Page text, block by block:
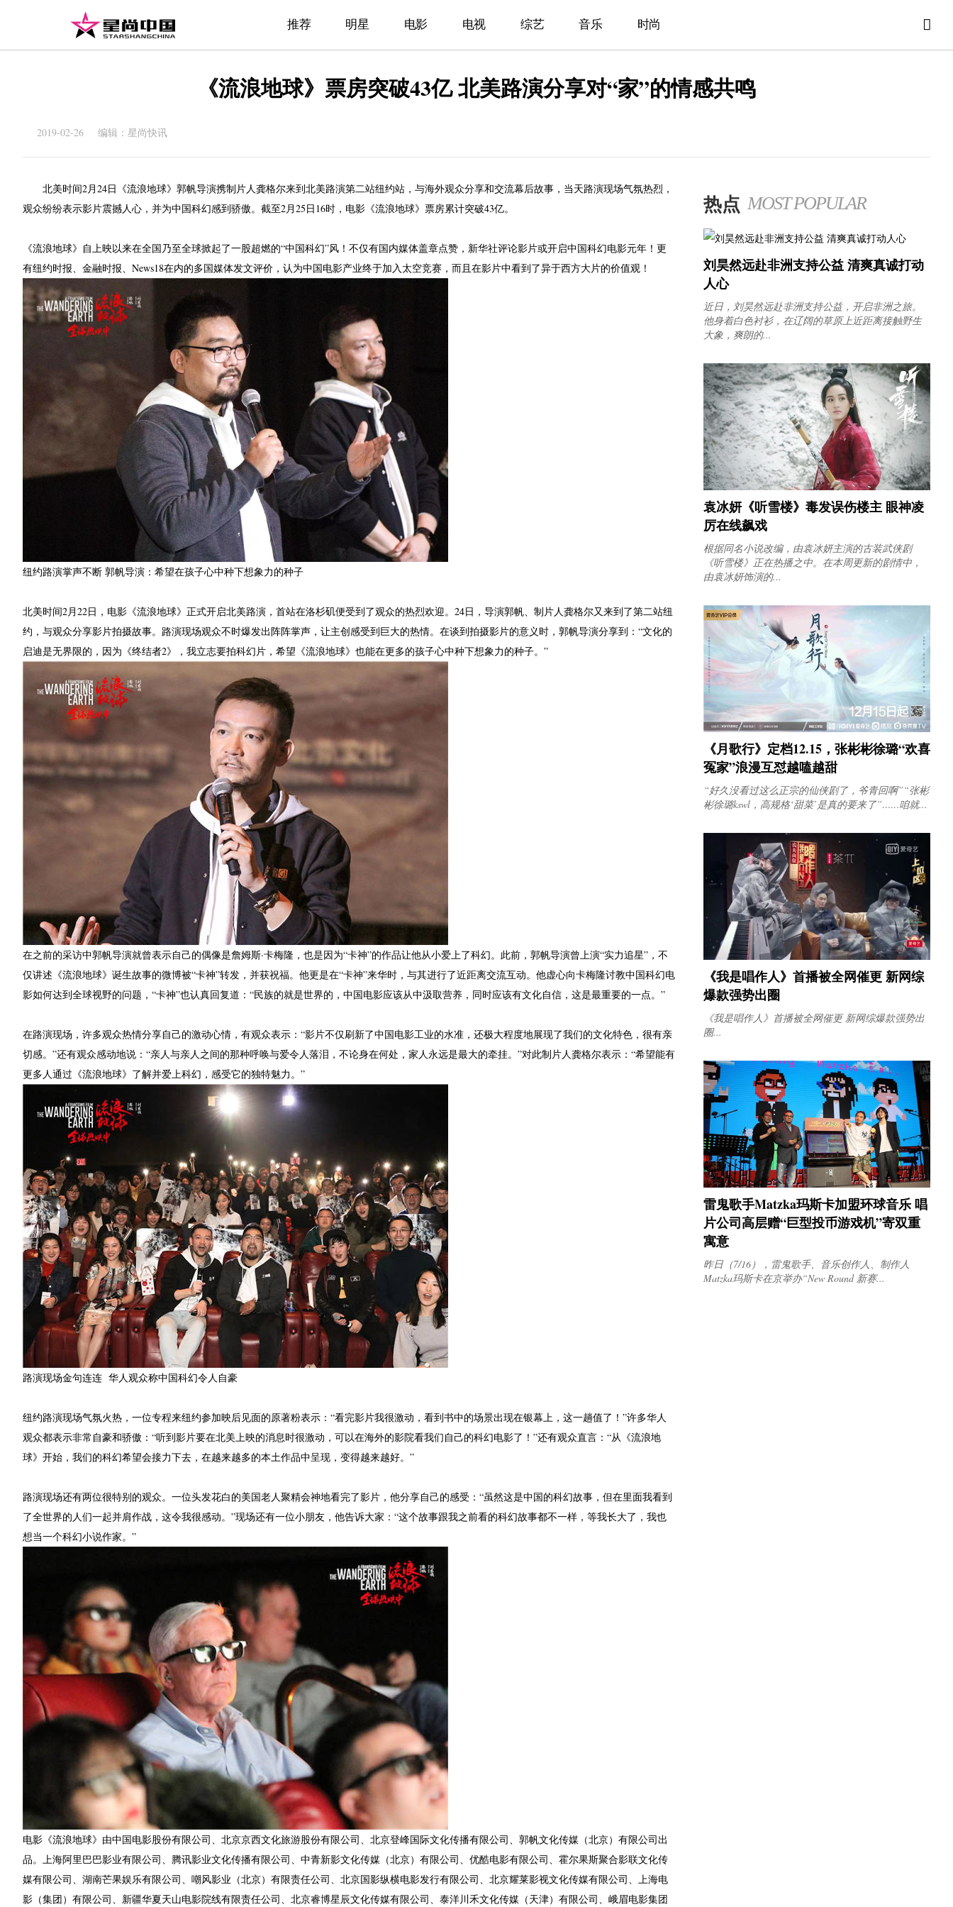
推荐 明星 电影 电视 综艺 音乐 时尚
《流浪地球》票房突破43亿 北美路演分享对“家”的情感共鸣
2019-02-26 编辑：星尚快讯
北美时间2月24日《流浪地球》郭帆导演携制片人龚格尔来到北美路演第二站纽约站，与海外观众分享和交流幕后故事，当天路演现场气氛热烈，
观众纷纷表示影片震撼人心，并为中国科幻感到骄傲。截至2月25日16时，电影《流浪地球》票房累计突破43亿。
《流浪地球》自上映以来在全国乃至全球掀起了一股超燃的“中国科幻”风！不仅有国内媒体盖章点赞，新华社评论影片或开启中国科幻电影元年！更
有纽约时报、金融时报、News18在内的多国媒体发文评价，认为中国电影产业终于加入太空竞赛，而且在影片中看到了异于西方大片的价值观！
纽约路演掌声不断 郭帆导演：希望在孩子心中种下想象力的种子
北美时间2月22日，电影《流浪地球》正式开启北美路演，首站在洛杉矶便受到了观众的热烈欢迎。24日，导演郭帆、制片人龚格尔又来到了第二站纽
约，与观众分享影片拍摄故事。路演现场观众不时爆发出阵阵掌声，让主创感受到巨大的热情。在谈到拍摄影片的意义时，郭帆导演分享到：“文化的
启迪是无界限的，因为《终结者2》，我立志要拍科幻片，希望《流浪地球》也能在更多的孩子心中种下想象力的种子。”
在之前的采访中郭帆导演就曾表示自己的偶像是詹姆斯·卡梅隆，也是因为“卡神”的作品让他从小爱上了科幻。此前，郭帆导演曾上演“实力追星”，不
仅讲述《流浪地球》诞生故事的微博被“卡神”转发，并获祝福。他更是在“卡神”来华时，与其进行了近距离交流互动。他虚心向卡梅隆讨教中国科幻电
影如何达到全球视野的问题，“卡神”也认真回复道：“民族的就是世界的，中国电影应该从中汲取营养，同时应该有文化自信，这是最重要的一点。”
在路演现场，许多观众热情分享自己的激动心情，有观众表示：“影片不仅刷新了中国电影工业的水准，还极大程度地展现了我们的文化特色，很有亲
切感。”还有观众感动地说：“亲人与亲人之间的那种呼唤与爱令人落泪，不论身在何处，家人永远是最大的牵挂。”对此制片人龚格尔表示：“希望能有
更多人通过《流浪地球》了解并爱上科幻，感受它的独特魅力。”
路演现场金句连连 华人观众称中国科幻令人自豪
纽约路演现场气氛火热，一位专程来纽约参加映后见面的原著粉表示：“看完影片我很激动，看到书中的场景出现在银幕上，这一趟值了！”许多华人
观众都表示非常自豪和骄傲：“听到影片要在北美上映的消息时很激动，可以在海外的影院看我们自己的科幻电影了！”还有观众直言：“从《流浪地
球》开始，我们的科幻希望会接力下去，在越来越多的本土作品中呈现，变得越来越好。”
路演现场还有两位很特别的观众。一位头发花白的美国老人聚精会神地看完了影片，他分享自己的感受：“虽然这是中国的科幻故事，但在里面我看到
了全世界的人们一起并肩作战，这令我很感动。”现场还有一位小朋友，他告诉大家：“这个故事跟我之前看的科幻故事都不一样，等我长大了，我也
想当一个科幻小说作家。”
电影《流浪地球》由中国电影股份有限公司、北京京西文化旅游股份有限公司、北京登峰国际文化传播有限公司、郭帆文化传媒（北京）有限公司出
品。上海阿里巴巴影业有限公司、腾讯影业文化传播有限公司、中青新影文化传媒（北京）有限公司、优酷电影有限公司、霍尔果斯聚合影联文化传
媒有限公司、湖南芒果娱乐有限公司、嘲风影业（北京）有限责任公司、北京国影纵横电影发行有限公司、北京耀莱影视文化传媒有限公司、上海电
影（集团）有限公司、新疆华夏天山电影院线有限责任公司、北京睿博星辰文化传媒有限公司、泰洋川禾文化传媒（天津）有限公司、峨眉电影集团
热点 MOST POPULAR
刘昊然远赴非洲支持公益 清爽真诚打动
人心
近日，刘昊然远赴非洲支持公益，开启非洲之旅。
他身着白色衬衫，在辽阔的草原上近距离接触野生
大象，爽朗的...
袁冰妍《听雪楼》毒发误伤楼主 眼神凌
厉在线飙戏
根据同名小说改编，由袁冰妍主演的古装武侠剧
《听雪楼》正在热播之中。在本周更新的剧情中，
由袁冰妍饰演的...
《月歌行》定档12.15，张彬彬徐璐“欢喜
冤家”浪漫互怼越嗑越甜
“好久没看过这么正宗的仙侠剧了，爷青回啊”“张彬
彬徐璐kswl，高规格‘甜菜’是真的要来了”……咱就...
《我是唱作人》首播被全网催更 新网综
爆款强势出圈
《我是唱作人》首播被全网催更 新网综爆款强势出
圈...
雷鬼歌手Matzka玛斯卡加盟环球音乐 唱
片公司高层赠“巨型投币游戏机”寄双重
寓意
昨日（7/16），雷鬼歌手、音乐创作人、制作人
Matzka玛斯卡在京举办“New Round 新赛...